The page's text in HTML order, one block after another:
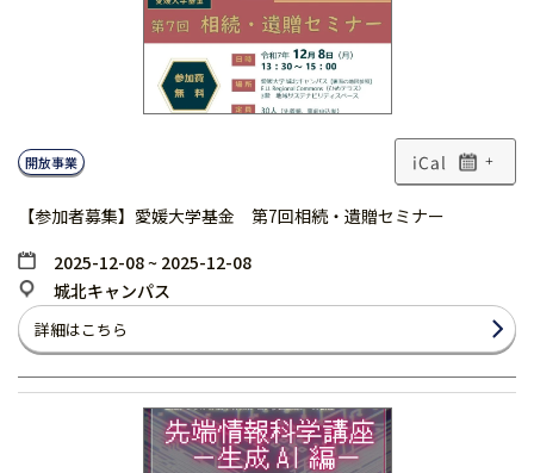
開放事業 +
【参加者募集】愛媛大学基金 第7回相続・遺贈セミナー
2025-12-08 ~ 2025-12-08
城北キャンパス
詳細はこちら